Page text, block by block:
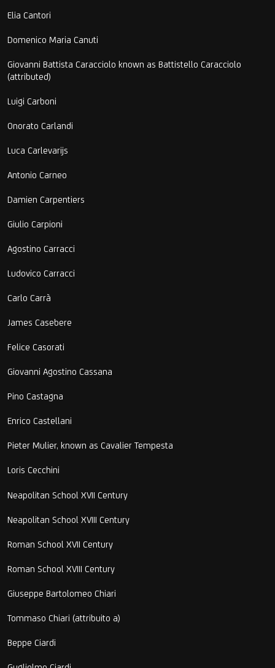
Elia Cantori
Domenico Maria Canuti
Giovanni Battista Caracciolo known as Battistello Caracciolo
(attributed)
Luigi Carboni
Onorato Carlandi
Luca Carlevarijs
Antonio Carneo
Damien Carpentiers
Giulio Carpioni
Agostino Carracci
Ludovico Carracci
Carlo Carrà
James Casebere
Felice Casorati
Giovanni Agostino Cassana
Pino Castagna
Enrico Castellani
Pieter Mulier, known as Cavalier Tempesta
Loris Cecchini
Neapolitan School XVII Century
Neapolitan School XVIII Century
Roman School XVII Century
Roman School XVIII Century
Giuseppe Bartolomeo Chiari
Tommaso Chiari (attribuito a)
Beppe Ciardi